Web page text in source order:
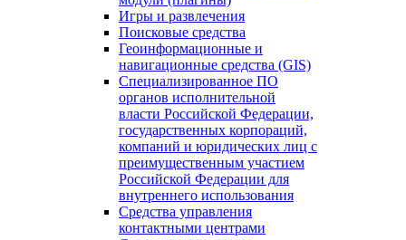
Игры и развлечения
Поисковые средства
Геоинформационные и
навигационные средства (GIS)
Специализированное ПО
органов исполнительной
власти Российской Федерации,
государственных корпораций,
компаний и юридических лиц с
преимущественным участием
Российской Федерации для
внутреннего использования
Средства управления
контактными центрами